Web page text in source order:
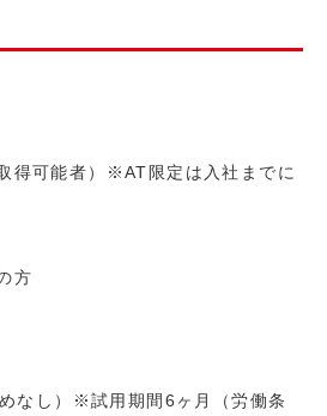
得可能者）※AT限定は入社までに
方
なし）※試用期間6ヶ月（労働条